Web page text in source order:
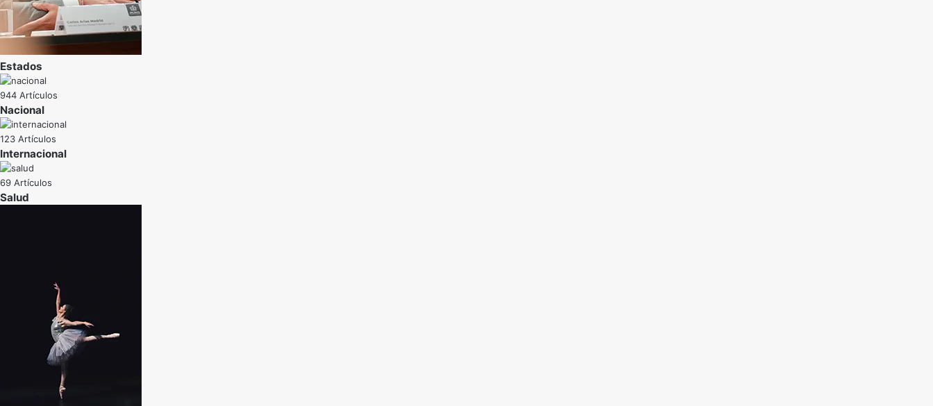
Estados
944 Artículos
Nacional
123 Artículos
Internacional
69 Artículos
Salud